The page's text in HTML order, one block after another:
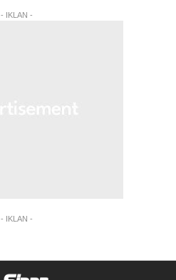
- IKLAN -
- IKLAN -